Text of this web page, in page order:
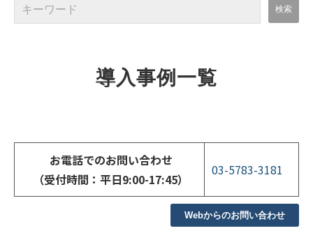
導入事例一覧
お電話でのお問い合わせ
（受付時間：平日9:00-17:45）
03-5783-3181
Webからのお問い合わせ